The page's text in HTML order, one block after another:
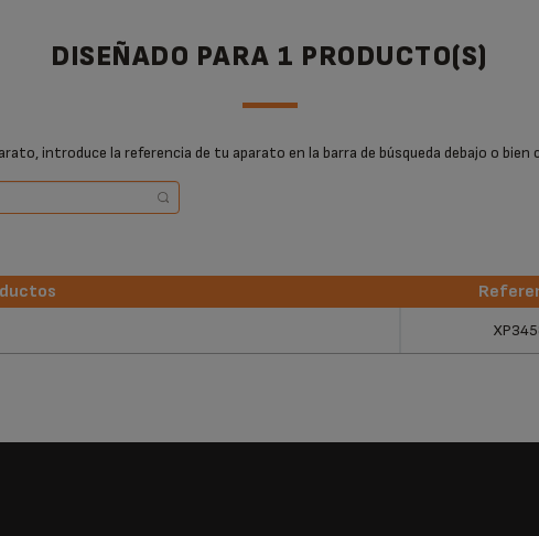
DISEÑADO PARA 1 PRODUCTO(S)
introduce la referencia de tu aparato en la barra de búsqueda debajo o bien